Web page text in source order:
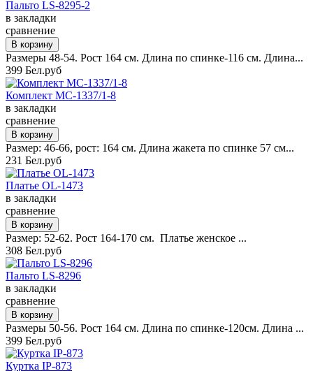
Пальто LS-8295-2
в закладки
сравнение
Размеры 48-54. Рост 164 см. Длина по спинке-116 см. Длина...
399 Бел.руб
Комплект MC-1337/1-8
в закладки
сравнение
Размер: 46-66, рост: 164 см. Длина жакета по спинке 57 см...
231 Бел.руб
Платье OL-1473
в закладки
сравнение
Размер: 52-62. Рост 164-170 см. Платье женское ...
308 Бел.руб
Пальто LS-8296
в закладки
сравнение
Размеры 50-56. Рост 164 см. Длина по спинке-120см. Длина ...
399 Бел.руб
Куртка IP-873